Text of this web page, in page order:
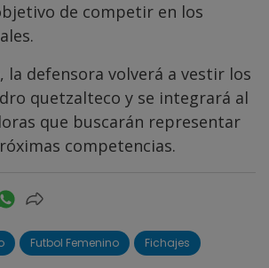
de competir en los
la defensora volverá a vestir los
quetzalteco y se integrará al
que buscarán representar
competencias.
Futbol Femenino Fichajes